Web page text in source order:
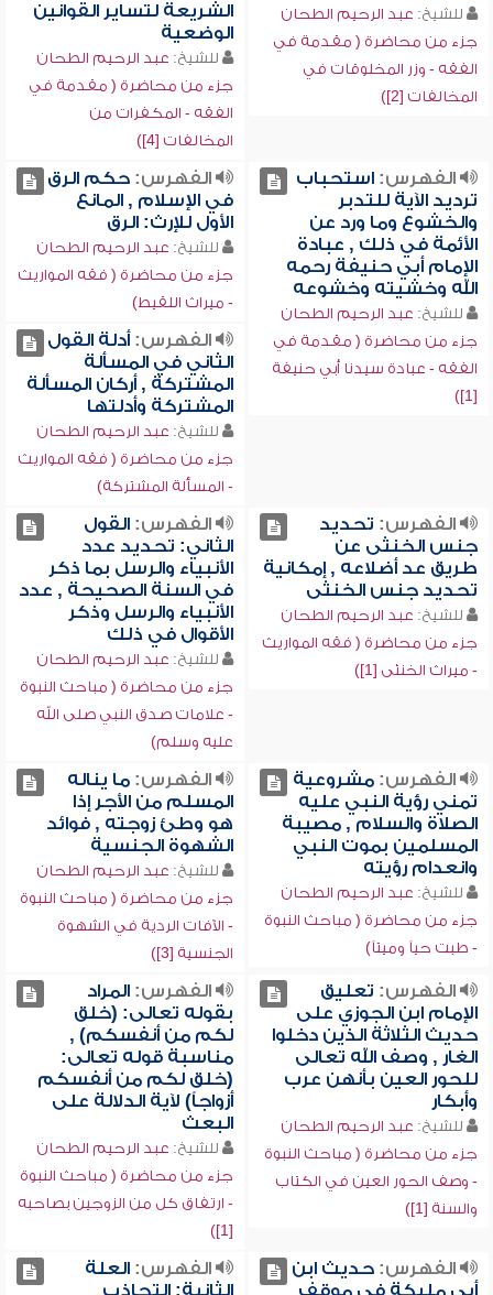
للشيخ: عبد الرحيم الطحان
جزء من محاضرة ( مقدمة في
الفقه - وزر المخلوقات في
المخالفات [2])
الشريعة لتساير القوانين
الوضعية
للشيخ: عبد الرحيم الطحان
جزء من محاضرة ( مقدمة في
الفقه - المكفرات من
المخالفات [4])
الفهرس:استحباب
ترديد الآية للتدبر
والخشوع وما ورد عن
الأئمة في ذلك , عبادة
الإمام أبي حنيفة رحمه
الله وخشيته وخشوعه
للشيخ: عبد الرحيم الطحان
جزء من محاضرة ( مقدمة في
الفقه - عبادة سيدنا أبي حنيفة
[1])
الفهرس:حكم الرق
في الإسلام , المانع
الأول للإرث: الرق
للشيخ: عبد الرحيم الطحان
جزء من محاضرة ( فقه المواريث
- ميراث اللقيط)
الفهرس:أدلة القول
الثاني في المسألة
المشتركة , أركان المسألة
المشتركة وأدلتها
للشيخ: عبد الرحيم الطحان
جزء من محاضرة ( فقه المواريث
- المسألة المشتركة)
الفهرس: تحديد
جنس الخنثى عن
طريق عد أضلاعه , إمكانية
تحديد جنس الخنثى
للشيخ: عبد الرحيم الطحان
جزء من محاضرة ( فقه المواريث
- ميراث الخنثى [1])
الفهرس:القول
الثاني: تحديد عدد
الأنبياء والرسل بما ذكر
في السنة الصحيحة , عدد
الأنبياء والرسل وذكر
الأقوال في ذلك
للشيخ: عبد الرحيم الطحان
جزء من محاضرة ( مباحث النبوة
- علامات صدق النبي صلى الله
عليه وسلم)
الفهرس:مشروعية
تمني رؤية النبي عليه
الصلاة والسلام , مصيبة
المسلمين بموت النبي
وانعدام رؤيته
للشيخ: عبد الرحيم الطحان
جزء من محاضرة ( مباحث النبوة
- طبت حياً وميتاً)
الفهرس:ما يناله
المسلم من الأجر إذا
هو وطئ زوجته , فوائد
الشهوة الجنسية
للشيخ: عبد الرحيم الطحان
جزء من محاضرة ( مباحث النبوة
- الآفات الردية في الشهوة
الجنسية [3])
الفهرس: تعليق
الإمام ابن الجوزي على
حديث الثلاثة الذين دخلوا
الغار , وصف الله تعالى
للحور العين بأنهن عرب
وأبكار
للشيخ: عبد الرحيم الطحان
جزء من محاضرة ( مباحث النبوة
- وصف الحور العين في الكتاب
والسنة [1])
الفهرس:المراد
بقوله تعالى: (خلق
لكم من أنفسكم) ,
مناسبة قوله تعالى:
(خلق لكم من أنفسكم
أزواجاً) لآية الدلالة على
البعث
للشيخ: عبد الرحيم الطحان
جزء من محاضرة ( مباحث النبوة
- ارتفاق كل من الزوجين بصاحبه
[1])
الفهرس:حديث ابن
أبي مليكة في موقف
الفهرس:العلة
الثانية: التجاذب